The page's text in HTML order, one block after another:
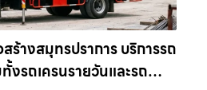
ร้างสมุทรปราการ บริการรถ
งรถเครนรายวันและรถ